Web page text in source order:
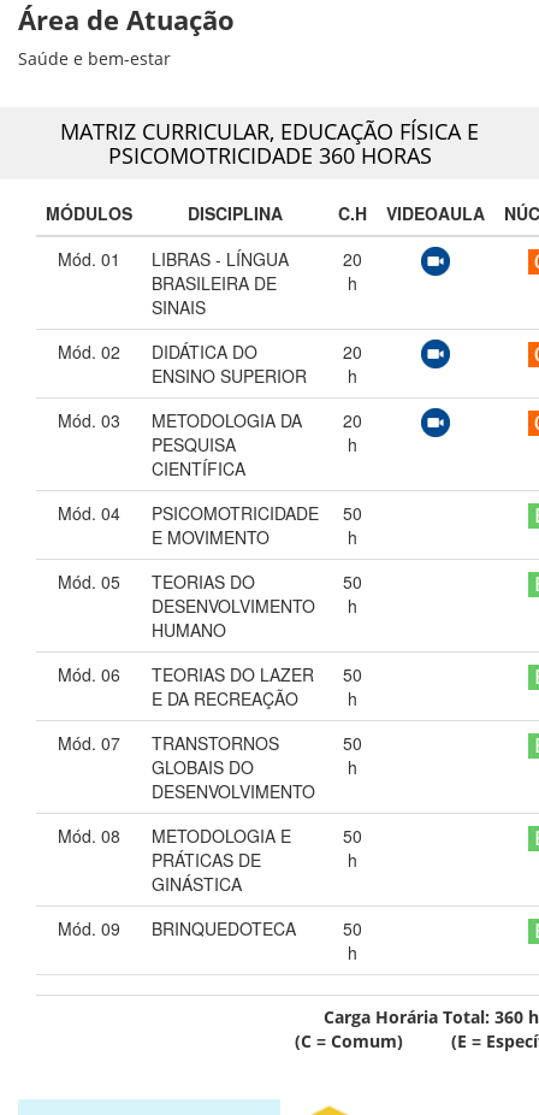
Área de Atuação
Saúde e bem-estar
MATRIZ CURRICULAR, EDUCAÇÃO FÍSICA E
PSICOMOTRICIDADE 360 HORAS
MÓDULOS DISCIPLINA C.H VIDEOAULA
Mód. 01
LIBRAS - LÍNGUA
BRASILEIRA DE
SINAIS
20
h
Mód. 02
DIDÁTICA DO
ENSINO SUPERIOR
20
h
Mód. 03
METODOLOGIA DA
PESQUISA
CIENTÍFICA
20
h
Mód. 04
PSICOMOTRICIDADE
E MOVIMENTO
50
h
Mód. 05
TEORIAS DO
DESENVOLVIMENTO
HUMANO
50
h
Mód. 06
TEORIAS DO LAZER
E DA RECREAÇÃO
50
h
Mód. 07
TRANSTORNOS
GLOBAIS DO
DESENVOLVIMENTO
50
h
Mód. 08
METODOLOGIA E
PRÁTICAS DE
GINÁSTICA
50
h
Mód. 09 BRINQUEDOTECA
50
h
Carga Horária Total: 360
(C = Comum) (E =